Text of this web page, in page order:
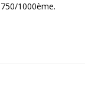
1000ème.